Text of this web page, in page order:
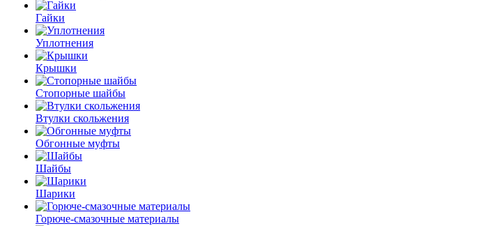
Гайки
Уплотнения
Крышки
Стопорные шайбы
Втулки скольжения
Обгонные муфты
Шайбы
Шарики
Горюче-смазочные материалы